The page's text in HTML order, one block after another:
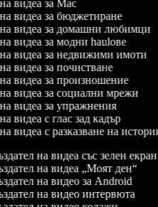
на видеа за Mac
на видеа за бюджетиране
на видеа за домашни любимци
на видеа за модни haulове
на видеа за недвижими имоти
на видеа за почистване
на видеа за произношение
на видеа за социални мрежи
на видеа за упражнения
видеа с глас зад кадър
на видеа с разказване на
на видеа със зелен екран
на видеа „Моят ден“
на видео за Android
на видео интервюта